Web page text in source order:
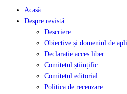
Acasă
Despre revistă
Descriere
Obiective și domeniul de
Declarație acces liber
Comitetul științific
Comitetul editorial
Politica de recenzare